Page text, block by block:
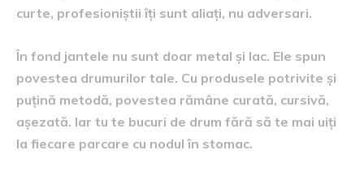
curte, profesioniștii îți sunt aliați, nu adversari.
În fond jantele nu sunt doar metal și lac. Ele spun
povestea drumurilor tale. Cu produsele potrivite și
puțină metodă, povestea rămâne curată, cursivă,
așezată. Iar tu te bucuri de drum fără să te mai uiți
la fiecare parcare cu nodul în stomac.